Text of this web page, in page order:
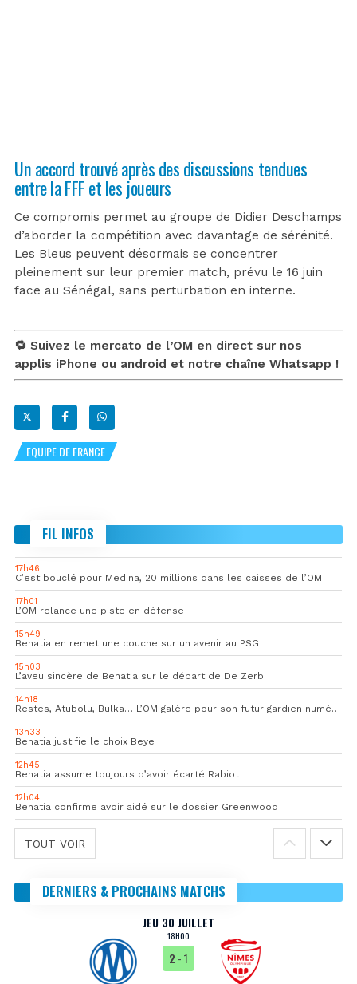
Un accord trouvé après des discussions tendues
entre la FFF et les joueurs
Ce compromis permet au groupe de Didier Deschamps
d’aborder la compétition avec davantage de sérénité.
Les Bleus peuvent désormais se concentrer
pleinement sur leur premier match, prévu le 16 juin
face au Sénégal, sans perturbation en interne.
🔁 Suivez le mercato de l’OM en direct sur nos
applis iPhone ou android et notre chaîne Whatsapp !
EQUIPE DE FRANCE
FIL INFOS
17h46
C’est bouclé pour Medina, 20 millions dans les caisses de l’OM
17h01
L’OM relance une piste en défense
15h49
Benatia en remet une couche sur un avenir au PSG
15h03
L’aveu sincère de Benatia sur le départ de De Zerbi
14h18
Restes, Atubolu, Bulka… L’OM galère pour son futur gardien numéro 1
13h33
Benatia justifie le choix Beye
12h45
Benatia assume toujours d’avoir écarté Rabiot
12h04
Benatia confirme avoir aidé sur le dossier Greenwood
TOUT VOIR
DERNIERS & PROCHAINS MATCHS
JEU 30 JUILLET
18H00
2 - 1